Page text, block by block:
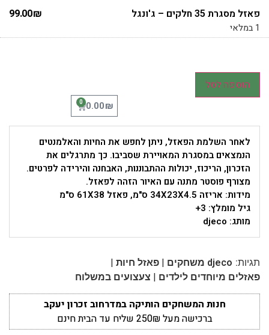
פאזל מסגרת 35 חלקים – ג'ונגל 99.00₪
1 במלאי
הוספה לסל
0.00₪
0
לאחר השלמת הפאזל, ניתן לחפש את החיות והאלמנטים
הנמצאים במסגרת המאויירת שסביבו. כך מתרגלים את
הזכרון, הריכוז, יכולות ההתבוננות, האבחנה והירידה לפרטים.
מצורף פוסטר מתנה עם האיור הזהה לפאזל.
מידות: אריזה 34X23X4.5 ס"מ, פאזל 61X38 ס"מ
גיל מומלץ: 3+
מותג: djeco
תגיות: djeco משחקים | פאזל חיות |
פאזלים מיוחדים לילדים | צעצועים במשלוח
חנות המשחקים הותיקה במדרחוב זכרון יעקב
ברכישה מעל 250₪ שליח עד הבית חינם